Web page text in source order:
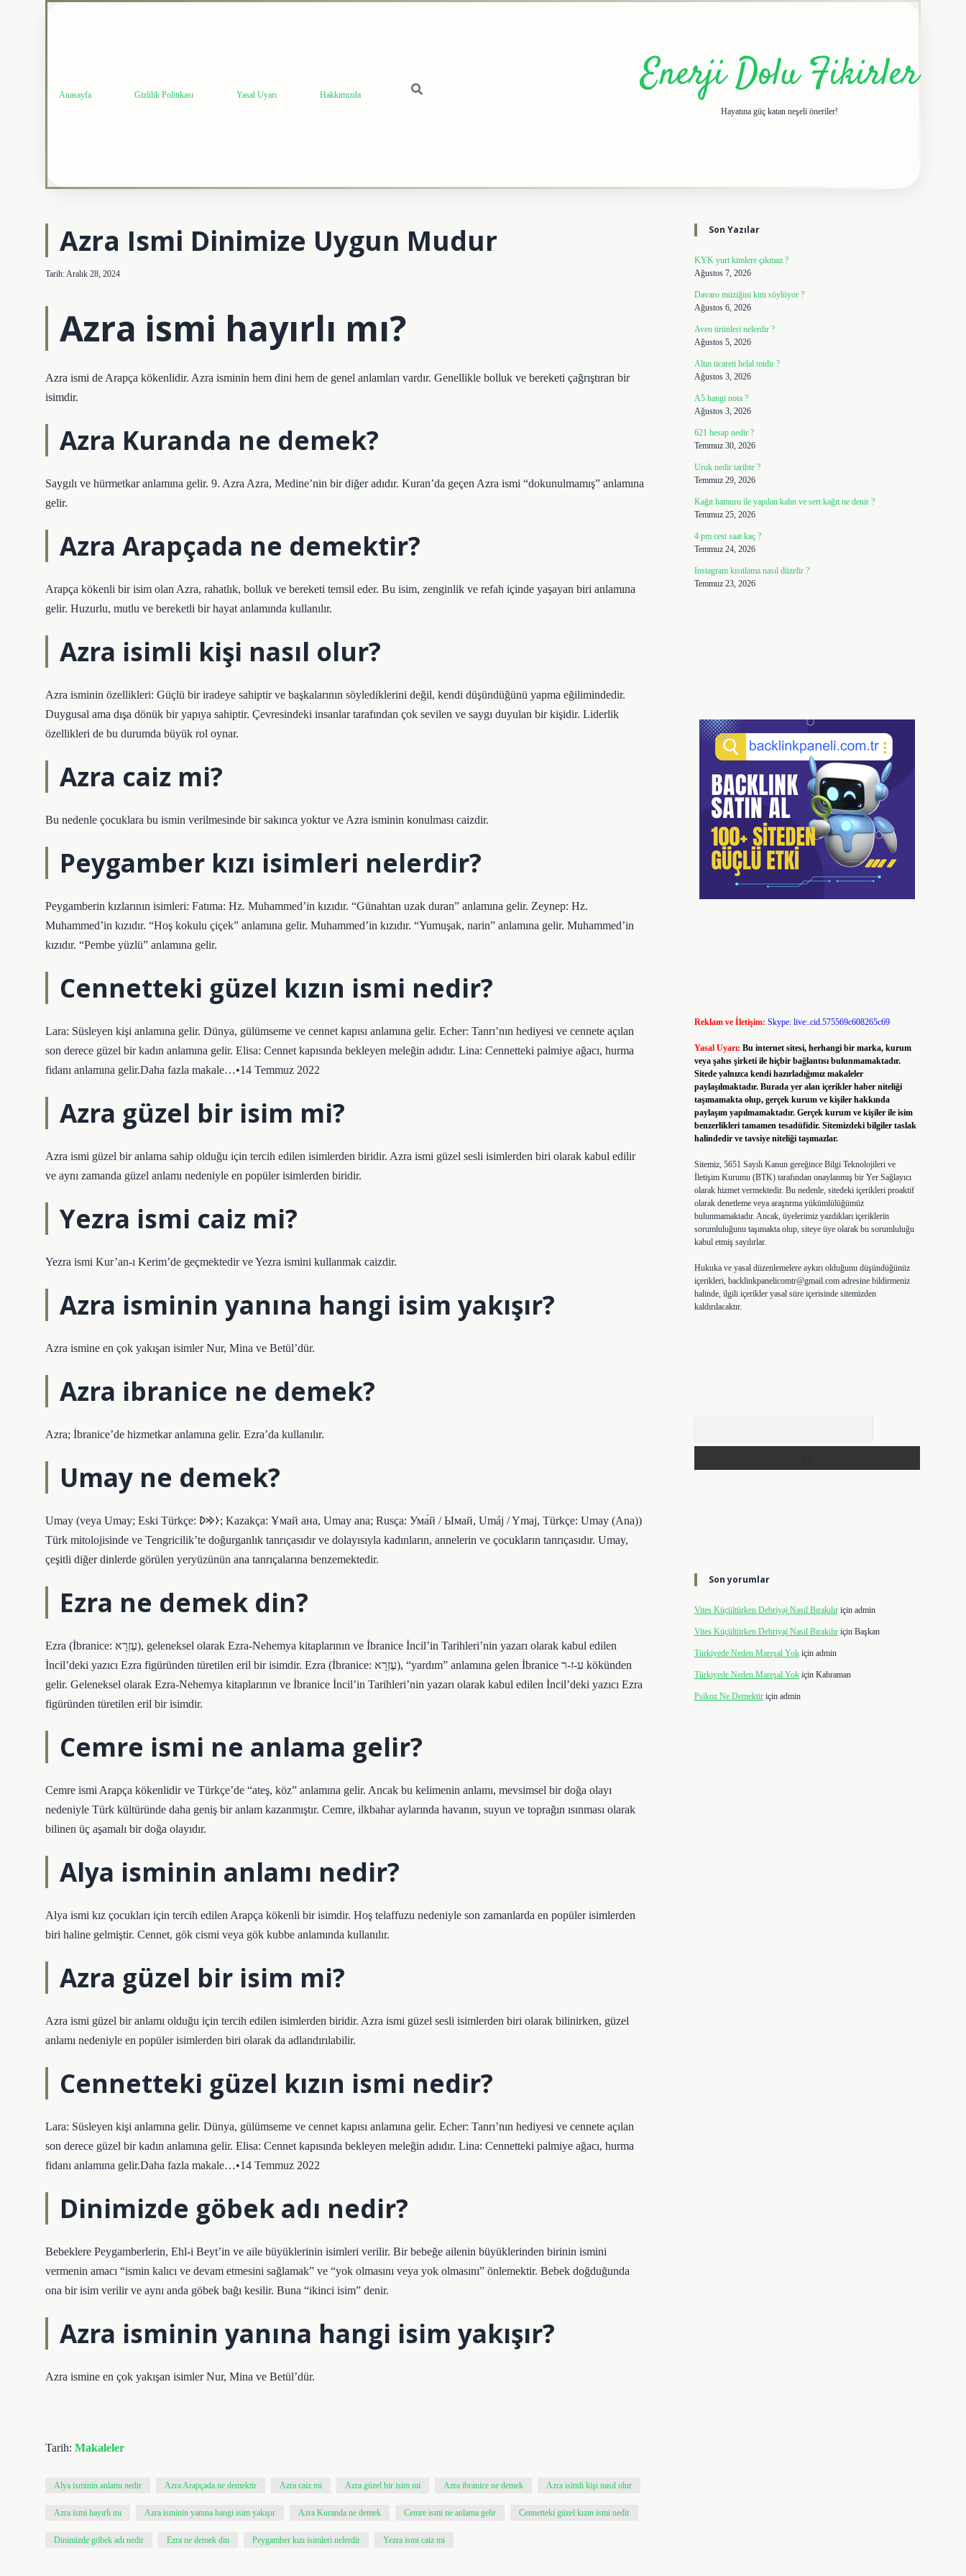
Anasayfa Gizlilik Politikası Yasal Uyarı Hakkımızda Enerji Dolu Fikirler
Hayatına güç katan neşeli öneriler!
Azra Ismi Dinimize Uygun Mudur
Tarih: Aralık 28, 2024
Azra ismi hayırlı mı?
Azra ismi de Arapça kökenlidir. Azra isminin hem dini hem de genel anlamları vardır. Genellikle bolluk ve bereketi çağrıştıran bir
isimdir.
Azra Kuranda ne demek?
Saygılı ve hürmetkar anlamına gelir. 9. Azra Azra, Medine’nin bir diğer adıdır. Kuran’da geçen Azra ismi “dokunulmamış” anlamına
gelir.
Azra Arapçada ne demektir?
Arapça kökenli bir isim olan Azra, rahatlık, bolluk ve bereketi temsil eder. Bu isim, zenginlik ve refah içinde yaşayan biri anlamına
gelir. Huzurlu, mutlu ve bereketli bir hayat anlamında kullanılır.
Azra isimli kişi nasıl olur?
Azra isminin özellikleri: Güçlü bir iradeye sahiptir ve başkalarının söylediklerini değil, kendi düşündüğünü yapma eğilimindedir.
Duygusal ama dışa dönük bir yapıya sahiptir. Çevresindeki insanlar tarafından çok sevilen ve saygı duyulan bir kişidir. Liderlik
özellikleri de bu durumda büyük rol oynar.
Azra caiz mi?
Bu nedenle çocuklara bu ismin verilmesinde bir sakınca yoktur ve Azra isminin konulması caizdir.
Peygamber kızı isimleri nelerdir?
Peygamberin kızlarının isimleri: Fatıma: Hz. Muhammed’in kızıdır. “Günahtan uzak duran” anlamına gelir. Zeynep: Hz.
Muhammed’in kızıdır. “Hoş kokulu çiçek” anlamına gelir. Muhammed’in kızıdır. “Yumuşak, narin” anlamına gelir. Muhammed’in
kızıdır. “Pembe yüzlü” anlamına gelir.
Cennetteki güzel kızın ismi nedir?
Lara: Süsleyen kişi anlamına gelir. Dünya, gülümseme ve cennet kapısı anlamına gelir. Echer: Tanrı’nın hediyesi ve cennete açılan
son derece güzel bir kadın anlamına gelir. Elisa: Cennet kapısında bekleyen meleğin adıdır. Lina: Cennetteki palmiye ağacı, hurma
fidanı anlamına gelir.Daha fazla makale…•14 Temmuz 2022
Azra güzel bir isim mi?
Azra ismi güzel bir anlama sahip olduğu için tercih edilen isimlerden biridir. Azra ismi güzel sesli isimlerden biri olarak kabul edilir
ve aynı zamanda güzel anlamı nedeniyle en popüler isimlerden biridir.
Yezra ismi caiz mi?
Yezra ismi Kur’an-ı Kerim’de geçmektedir ve Yezra ismini kullanmak caizdir.
Azra isminin yanına hangi isim yakışır?
Azra ismine en çok yakışan isimler Nur, Mina ve Betül’dür.
Azra ibranice ne demek?
Azra; İbranice’de hizmetkar anlamına gelir. Ezra’da kullanılır.
Umay ne demek?
Umay (veya Umay; Eski Türkçe: 𐰆𐰢𐰖; Kazakça: Ұмай aна, Umay ana; Rusça: Ума́й / Ымай, Umáj / Ymaj, Türkçe: Umay (Ana))
Türk mitolojisinde ve Tengricilik’te doğurganlık tanrıçasıdır ve dolayısıyla kadınların, annelerin ve çocukların tanrıçasıdır. Umay,
çeşitli diğer dinlerde görülen yeryüzünün ana tanrıçalarına benzemektedir.
Ezra ne demek din?
Ezra (İbranice: עֶזְרָא), geleneksel olarak Ezra-Nehemya kitaplarının ve İbranice İncil’in Tarihleri’nin yazarı olarak kabul edilen
İncil’deki yazıcı Ezra figüründen türetilen eril bir isimdir. Ezra (İbranice: עֶזְרָא), “yardım” anlamına gelen İbranice ע-ז-ר kökünden
gelir. Geleneksel olarak Ezra-Nehemya kitaplarının ve İbranice İncil’in Tarihleri’nin yazarı olarak kabul edilen İncil’deki yazıcı Ezra
figüründen türetilen eril bir isimdir.
Cemre ismi ne anlama gelir?
Cemre ismi Arapça kökenlidir ve Türkçe’de “ateş, köz” anlamına gelir. Ancak bu kelimenin anlamı, mevsimsel bir doğa olayı
nedeniyle Türk kültüründe daha geniş bir anlam kazanmıştır. Cemre, ilkbahar aylarında havanın, suyun ve toprağın ısınması olarak
bilinen üç aşamalı bir doğa olayıdır.
Alya isminin anlamı nedir?
Alya ismi kız çocukları için tercih edilen Arapça kökenli bir isimdir. Hoş telaffuzu nedeniyle son zamanlarda en popüler isimlerden
biri haline gelmiştir. Cennet, gök cismi veya gök kubbe anlamında kullanılır.
Azra güzel bir isim mi?
Azra ismi güzel bir anlamı olduğu için tercih edilen isimlerden biridir. Azra ismi güzel sesli isimlerden biri olarak bilinirken, güzel
anlamı nedeniyle en popüler isimlerden biri olarak da adlandırılabilir.
Cennetteki güzel kızın ismi nedir?
Lara: Süsleyen kişi anlamına gelir. Dünya, gülümseme ve cennet kapısı anlamına gelir. Echer: Tanrı’nın hediyesi ve cennete açılan
son derece güzel bir kadın anlamına gelir. Elisa: Cennet kapısında bekleyen meleğin adıdır. Lina: Cennetteki palmiye ağacı, hurma
fidanı anlamına gelir.Daha fazla makale…•14 Temmuz 2022
Dinimizde göbek adı nedir?
Bebeklere Peygamberlerin, Ehl-i Beyt’in ve aile büyüklerinin isimleri verilir. Bir bebeğe ailenin büyüklerinden birinin ismini
vermenin amacı “ismin kalıcı ve devam etmesini sağlamak” ve “yok olmasını veya yok olmasını” önlemektir. Bebek doğduğunda
ona bir isim verilir ve aynı anda göbek bağı kesilir. Buna “ikinci isim” denir.
Azra isminin yanına hangi isim yakışır?
Azra ismine en çok yakışan isimler Nur, Mina ve Betül’dür.
Tarih: Makaleler
Alya isminin anlamı nedir Azra Arapçada ne demektir Azra caiz mi Azra güzel bir isim mi Azra ibranice ne demek Azra isimli kişi nasıl olur
Azra ismi hayırlı mı Azra isminin yanına hangi isim yakışır Azra Kuranda ne demek Cemre ismi ne anlama gelir Cennetteki güzel kızın ismi nedir
Dinimizde göbek adı nedir Ezra ne demek din Peygamber kızı isimleri nelerdir Yezra ismi caiz mi
Sidebar
Son Yazılar
KYK yurt kimlere çıkmaz ?
Ağustos 7, 2026
Davaro müziğini kim söylüyor ?
Ağustos 6, 2026
Aven ürünleri nelerdir ?
Ağustos 5, 2026
Altın ticareti helal midir ?
Ağustos 3, 2026
A5 hangi nota ?
Ağustos 3, 2026
621 hesap nedir ?
Temmuz 30, 2026
Uruk nedir tarihte ?
Temmuz 29, 2026
Kağıt hamuru ile yapılan kalın ve sert kağıt ne denir ?
Temmuz 25, 2026
4 pm cest saat kaç ?
Temmuz 24, 2026
Instagram kısıtlama nasıl düzelir ?
Temmuz 23, 2026
Reklam ve İletişim: Skype: live:.cid.575569c608265c69
Yasal Uyarı: Bu internet sitesi, herhangi bir marka, kurum
veya şahıs şirketi ile hiçbir bağlantısı bulunmamaktadır.
Sitede yalnızca kendi hazırladığımız makaleler
paylaşılmaktadır. Burada yer alan içerikler haber niteliği
taşımamakta olup, gerçek kurum ve kişiler hakkında
paylaşım yapılmamaktadır. Gerçek kurum ve kişiler ile isim
benzerlikleri tamamen tesadüfidir. Sitemizdeki bilgiler taslak
halindedir ve tavsiye niteliği taşımazlar.
Sitemiz, 5651 Sayılı Kanun gereğince Bilgi Teknolojileri ve
İletişim Kurumu (BTK) tarafından onaylanmış bir Yer Sağlayıcı
olarak hizmet vermektedir. Bu nedenle, sitedeki içerikleri proaktif
olarak denetleme veya araştırma yükümlülüğümüz
bulunmamaktadır. Ancak, üyelerimiz yazdıkları içeriklerin
sorumluluğunu taşımakta olup, siteye üye olarak bu sorumluluğu
kabul etmiş sayılırlar.
Hukuka ve yasal düzenlemelere aykırı olduğunu düşündüğünüz
içerikleri, backlinkpanelicomtr@gmail.comadresine bildirmeniz
halinde, ilgili içerikler yasal süre içerisinde sitemizden
kaldırılacaktır.
Son yorumlar
Vites Küçültürken Debriyaj Nasıl Bırakılıriçin admin
Vites Küçültürken Debriyaj Nasıl Bırakılıriçin Başkan
Türkiyede Neden Mareşal Yokiçin admin
Türkiyede Neden Mareşal Yokiçin Kahraman
Psikoz Ne Demektiriçin admin